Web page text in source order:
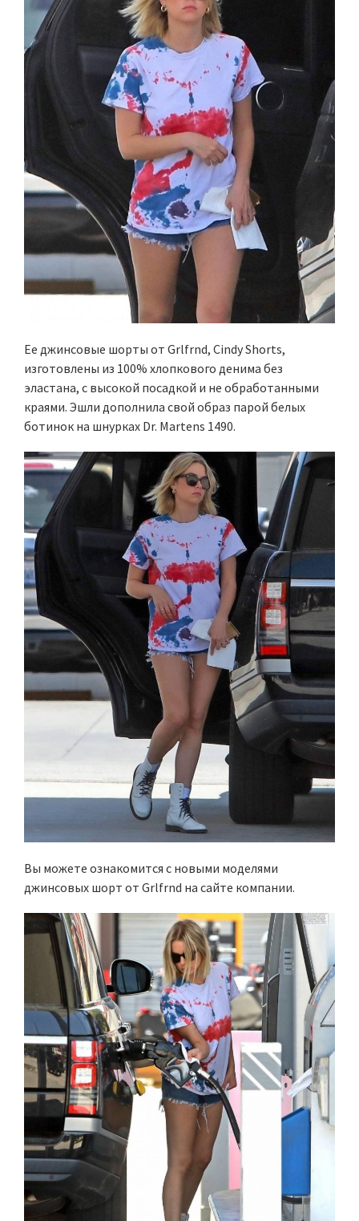
Ее джинсовые шорты от Grlfrnd, Cindy Shorts,
изготовлены из 100% хлопкового денима без
эластана, с высокой посадкой и не обработанными
краями. Эшли дополнила свой образ парой белых
ботинок на шнурках Dr. Martens 1490.
Вы можете ознакомится с новыми моделями
джинсовых шорт от Grlfrnd на сайте компании.